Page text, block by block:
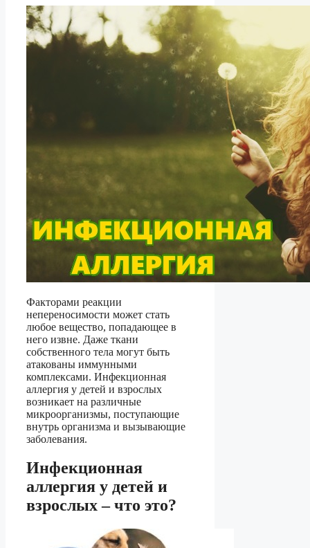
Факторами реакции
непереносимости может стать
любое вещество, попадающее в
него извне. Даже ткани
собственного тела могут быть
атакованы иммунными
комплексами. Инфекционная
аллергия у детей и взрослых
возникает на различные
микроорганизмы, поступающие
внутрь организма и вызывающие
заболевания.
Инфекционная
аллергия у детей и
взрослых – что это?